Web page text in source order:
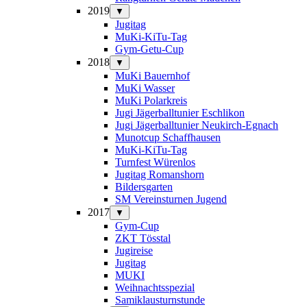
2019
▼
Jugitag
MuKi-KiTu-Tag
Gym-Getu-Cup
2018
▼
MuKi Bauernhof
MuKi Wasser
MuKi Polarkreis
Jugi Jägerballtunier Eschlikon
Jugi Jägerballtunier Neukirch-Egnach
Munotcup Schaffhausen
MuKi-KiTu-Tag
Turnfest Würenlos
Jugitag Romanshorn
Bildersgarten
SM Vereinsturnen Jugend
2017
▼
Gym-Cup
ZKT Tösstal
Jugireise
Jugitag
MUKI
Weihnachtsspezial
Samiklausturnstunde